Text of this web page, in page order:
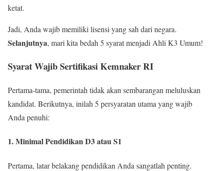
ketat.
Jadi, Anda wajib memiliki lisensi yang sah dari negara.
Selanjutnya, mari kita bedah 5 syarat menjadi Ahli K3 Umum!
Syarat Wajib Sertifikasi Kemnaker RI
Pertama-tama, pemerintah tidak akan sembarangan meluluskan
kandidat. Berikutnya, inilah 5 persyaratan utama yang wajib
Anda penuhi:
1. Minimal Pendidikan D3 atau S1
Pertama, latar belakang pendidikan Anda sangatlah penting.